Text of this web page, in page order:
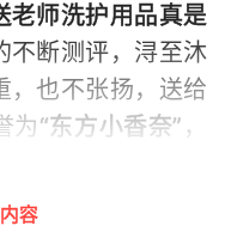
老师洗护用品真是
不断测评，浔至沐
，也不张扬，送给
为“东方小香奈” ，
是自用还是送人都
老师后，老师真的
容